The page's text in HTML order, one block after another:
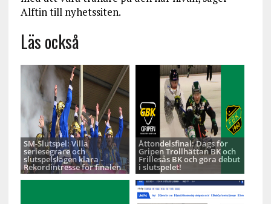
Alftin till nyhetssiten.
Läs också
SM-Slutspel: Villa
seriesegrare och
slutspelslagen klara -
Rekordintresse för finalen
Åttondelsfinal: Dags för
Gripen Trollhättan BK och
Frillesås BK och göra debut
i slutspelet!